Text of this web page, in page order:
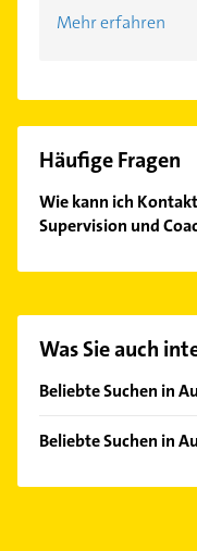
Mehr erfahren
Häufige Fragen
Wie kann ich
Supervision und
auswählen. Hier
Was Sie auch
Beliebte Suchen in
Fensterbauer
Phoniatrie
Beliebte Suchen in